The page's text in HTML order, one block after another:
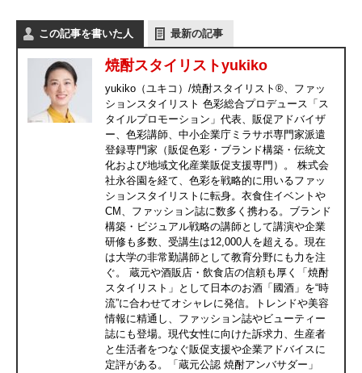
この記事を書いた人 最新の記事
焼酎スタイリストyukiko
yukiko（ユキコ）/焼酎スタイリスト®、ファッ
ションスタイリスト 色彩総合プロデュース「ス
タイルプロモーション」代表、販促アドバイザ
ー、色彩講師、中小企業庁ミラサポ専門家派遣
登録専門家（販促色彩・ブランド構築・伝統文
化および地域文化産業販促支援専門）。 株式会
社永谷園を経て、色彩を戦略的に用いるファッ
ションスタイリストに転身。衣食住イベントや
CM、ファッション誌に数多く携わる。ブランド
構築・ビジュアル戦略の講師として講演や企業
研修も多数、受講生は12,000人を超える。現在
は大学の非常勤講師として教育分野にも力を注
ぐ。 蔵元や酒販店・飲食店の信頼も厚く「焼酎
スタイリスト」として日本のお酒「國酒」を“時
流”に合わせてオシャレに発信。トレンドや美容
情報に精通し、ファッション誌やビューティー
誌にも登場。現代女性に向けた訴求力、生産者
と生活者をつなぐ販促支援や企業アドバイスに
定評がある。「蔵元公認 焼酎アンバサダー」